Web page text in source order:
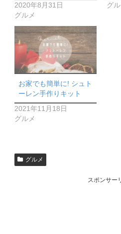
2020年8月31日
グルメ
グ
お家でも簡単に! シュト
ーレン手作りキット
2021年11月18日
グルメ
グルメ
スポンサー